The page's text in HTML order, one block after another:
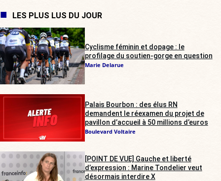
LES PLUS LUS DU JOUR
Cyclisme féminin et dopage : le
profilage du soutien-gorge en question
Marie Delarue
Palais Bourbon : des élus RN
demandent le réexamen du projet de
pavillon d’accueil à 50 millions d’euros
Boulevard Voltaire
[POINT DE VUE] Gauche et liberté
d’expression : Marine Tondelier veut
désormais interdire X